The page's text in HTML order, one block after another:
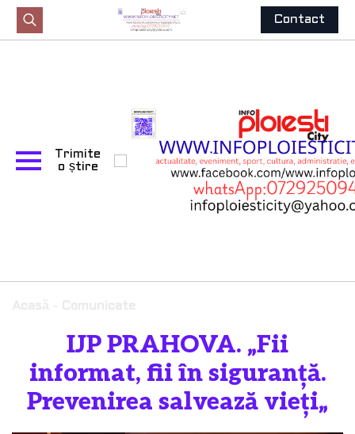
Search
Contact
Trimite
o știre
-
IJP PRAHOVA. „Fii
informat, fii în siguranță.
Prevenirea salvează vieți„